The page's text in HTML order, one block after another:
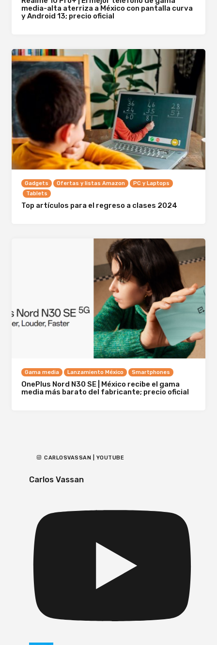
media-alta aterriza a México con pantalla curva
y Android 13; precio oficial
Gadgets Ofertas y listas Amazon
PC y Laptops
Tablets
Top artículos para el regreso a clases 2024
Gama media Lanzamiento México Smartphones
OnePlus Nord N30 SE | México recibe el gama
media más barato del fabricante; precio oficial
CARLOSVASSAN | YOUTUBE
Carlos Vassan